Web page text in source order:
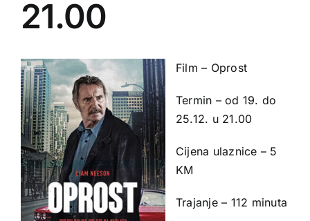
21.00
Film – Oprost
Termin – od 19. do
25.12. u 21.00
Cijena ulaznice – 5
KM
Trajanje – 112 minuta